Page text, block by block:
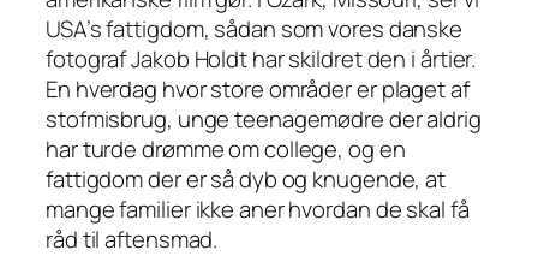
USA’s fattigdom, sådan som vores danske
fotograf Jakob Holdt har skildret den i årtier.
En hverdag hvor store områder er plaget af
stofmisbrug, unge teenagemødre der aldrig
har turde drømme om college, og en
fattigdom der er så dyb og knugende, at
mange familier ikke aner hvordan de skal få
råd til aftensmad.